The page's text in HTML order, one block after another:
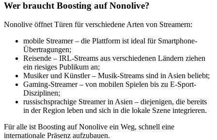
Wer braucht Boosting auf Nonolive?
Nonolive öffnet Türen für verschiedene Arten von Streamern:
mobile Streamer – die Plattform ist ideal für Smartphone-
Übertragungen;
Reisende – IRL-Streams aus verschiedenen Ländern ziehen
ein riesiges Publikum an;
Musiker und Künstler – Musik-Streams sind in Asien beliebt;
Gaming-Streamer – von mobilen Spielen bis zu E-Sport-
Disziplinen;
russischsprachige Streamer in Asien – diejenigen, die bereits
in der Region leben und sich in die lokale Szene integrieren.
Für alle ist Boosting auf Nonolive ein Weg, schnell eine
internationale Präsenz aufzubauen.